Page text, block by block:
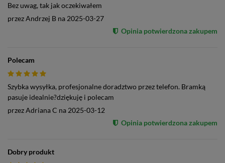
Bez uwag, tak jak oczekiwałem
przezAndrzej B na 2025-03-27
Opinia potwierdzona zakupem
Polecam
Szybka wysyłka, profesjonalne doradztwo przez telefon. Bramką
pasuje idealnie?dziękuję i polecam
przezAdriana C na 2025-03-12
Opinia potwierdzona zakupem
Dobry produkt